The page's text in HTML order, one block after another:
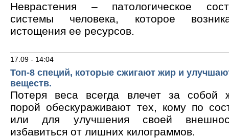
Неврастения – патологическое
системы человека, которое
истощения ее ресурсов.
17.09 - 14:04
Топ-8 специй, которые сжигают жир и
веществ.
Потеря веса всегда влечет за собой
порой обескураживают тех, кому по
или для улучшения своей
избавиться от лишних килограммов.